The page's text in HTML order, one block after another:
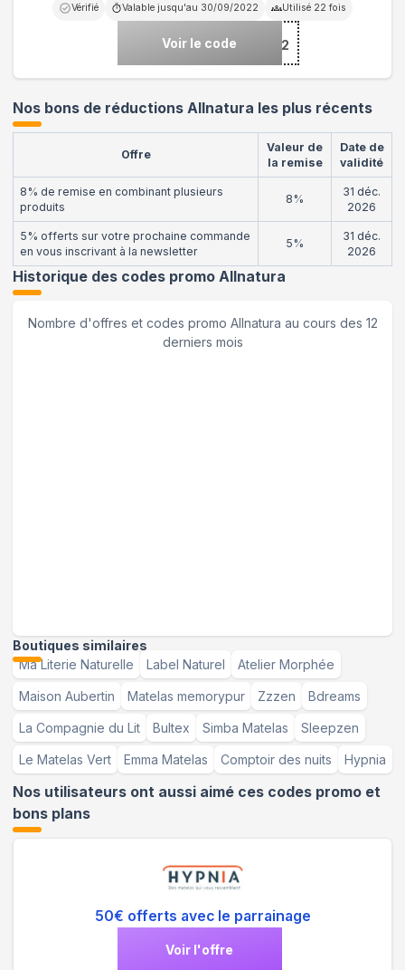
Vérifié Valable jusqu'au 30/09/2022 Utilisé 22 fois
Voir le code
***MERSALE-2022
Nos bons de réductions Allnatura les plus récents
Offre
Valeur de
la remise
Date de
validité
8% de remise en combinant plusieurs
produits
8%
31 déc.
2026
5% offerts sur votre prochaine commande
en vous inscrivant à la newsletter
5%
31 déc.
2026
Historique des codes promo Allnatura
Nombre d'offres et codes promo Allnatura au cours des 12
derniers mois
Boutiques similaires
Ma Literie Naturelle
Label Naturel Atelier Morphée
Maison Aubertin Matelas memorypur Zzzen Bdreams
La Compagnie du Lit Bultex Simba Matelas Sleepzen
Le Matelas Vert Emma Matelas Comptoir des nuits Hypnia
Nos utilisateurs ont aussi aimé ces codes promo et
bons plans
50€ offerts avec le parrainage
Voir l'offre